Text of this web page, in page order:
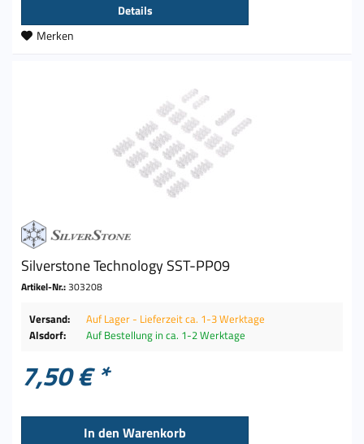
Details
Merken
Silverstone Technology SST-PP09
Artikel-Nr.:303208
Versand:
Auf Lager - Lieferzeit ca. 1-3 Werktage
Alsdorf:
Auf Bestellung in ca. 1-2 Werktage
7,50 € *
In den Warenkorb